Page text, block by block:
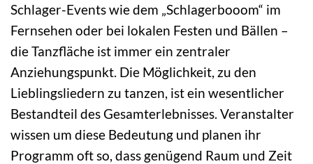
Schlager-Events wie dem „Schlagerbooom“ im
Fernsehen oder bei lokalen Festen und Bällen –
die Tanzfläche ist immer ein zentraler
Anziehungspunkt. Die Möglichkeit, zu den
Lieblingsliedern zu tanzen, ist ein wesentlicher
Bestandteil des Gesamterlebnisses. Veranstalter
wissen um diese Bedeutung und planen ihr
Programm oft so, dass genügend Raum und Zeit